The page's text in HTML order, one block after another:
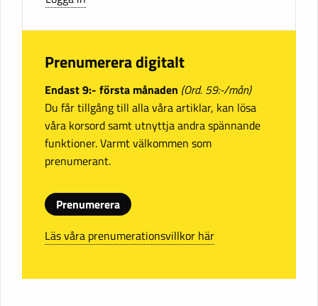
Prenumerera digitalt
Endast 9:- första månaden (Ord. 59:-/mån)
Du får tillgång till alla våra artiklar, kan lösa
våra korsord samt utnyttja andra spännande
funktioner. Varmt välkommen som
prenumerant.
Prenumerera
Läs våra prenumerationsvillkor här